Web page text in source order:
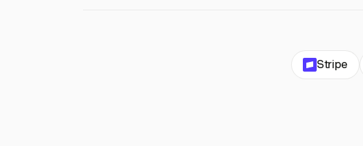
Stripe